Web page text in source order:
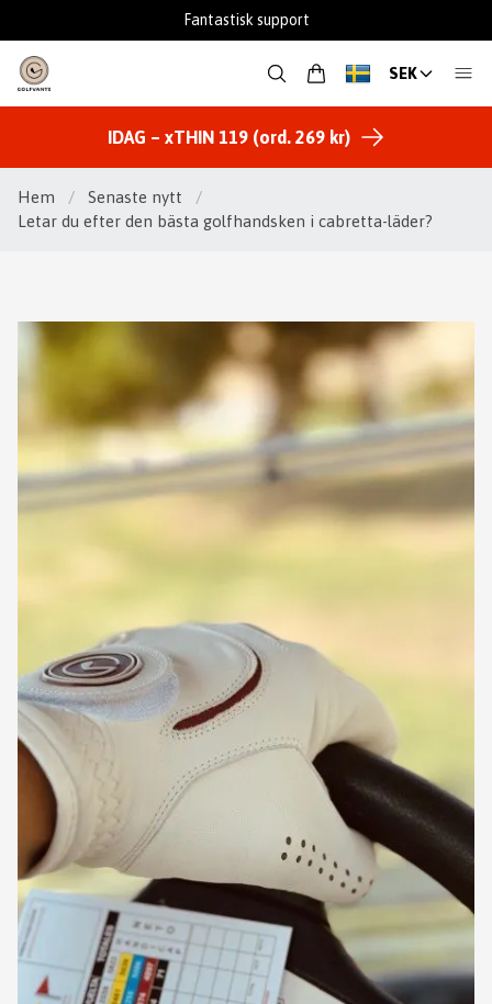
Fantastisk support
SEK
IDAG – xTHIN 119 (ord. 269 kr)
Hem / Senaste nytt
/
Letar du efter den bästa golfhandsken i cabretta-läder?